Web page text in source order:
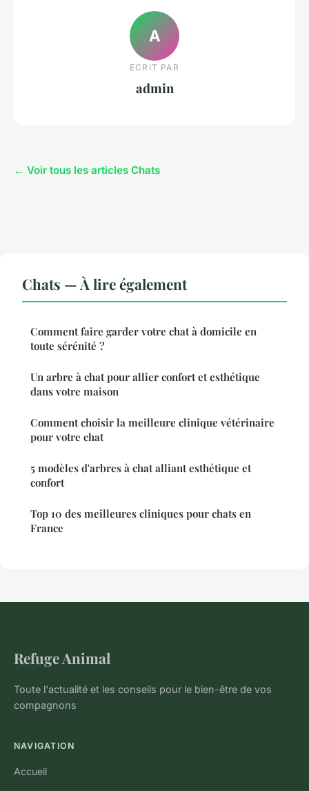
A
ECRIT PAR
admin
← Voir tous les articles Chats
Chats — À lire également
Comment faire garder votre chat à domicile en
toute sérénité ?
Un arbre à chat pour allier confort et esthétique
dans votre maison
Comment choisir la meilleure clinique vétérinaire
pour votre chat
5 modèles d'arbres à chat alliant esthétique et
confort
Top 10 des meilleures cliniques pour chats en
France
Refuge Animal
Toute l'actualité et les conseils pour le bien-être de vos
compagnons
NAVIGATION
Accueil